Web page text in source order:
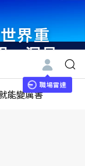
世界重
・洞見
來 與
界領袖
職場雷達
能變厲害